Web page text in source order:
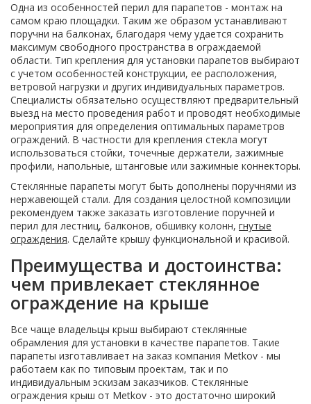
Одна из особенностей перил для парапетов - монтаж на
самом краю площадки. Таким же образом устанавливают
поручни на балконах, благодаря чему удается сохранить
максимум свободного пространства в ограждаемой
области. Тип крепления для установки парапетов выбирают
с учетом особенностей конструкции, ее расположения,
ветровой нагрузки и других индивидуальных параметров.
Специалисты обязательно осуществляют предварительный
выезд на место проведения работ и проводят необходимые
мероприятия для определения оптимальных параметров
ограждений. В частности для крепления стекла могут
использоваться стойки, точечные держатели, зажимные
профили, напольные, штанговые или зажимные коннекторы.
Стеклянные парапеты могут быть дополнены поручнями из
нержавеющей стали. Для создания целостной композиции
рекомендуем также заказать изготовление поручней и
перил для лестниц, балконов, обшивку колонн, гнутые
ограждения. Сделайте крышу функциональной и красивой.
Преимущества и достоинства:
чем привлекает стеклянное
ограждение на крыше
Все чаще владельцы крыш выбирают стеклянные
обрамления для установки в качестве парапетов. Такие
парапеты изготавливает на заказ компания Metkov - мы
работаем как по типовым проектам, так и по
индивидуальным эскизам заказчиков. Стеклянные
ограждения крыш от Metkov - это достаточно широкий